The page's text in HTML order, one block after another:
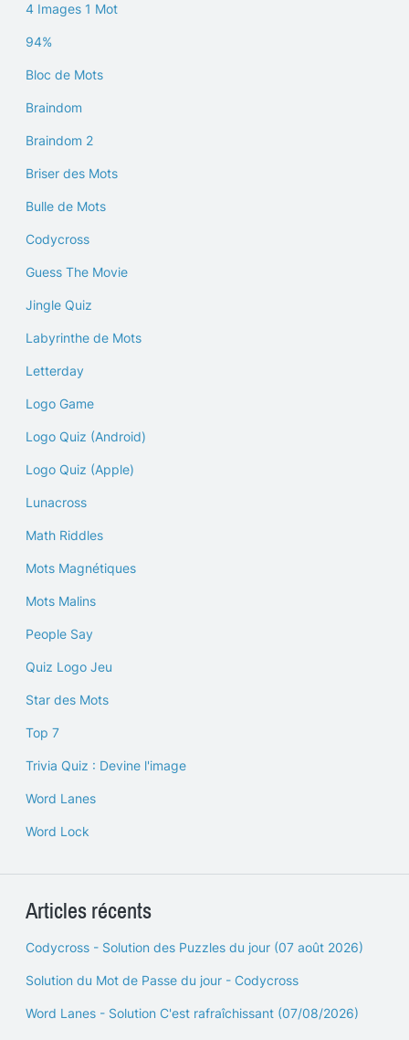
4 Images 1 Mot
94%
Bloc de Mots
Braindom
Braindom 2
Briser des Mots
Bulle de Mots
Codycross
Guess The Movie
Jingle Quiz
Labyrinthe de Mots
Letterday
Logo Game
Logo Quiz (Android)
Logo Quiz (Apple)
Lunacross
Math Riddles
Mots Magnétiques
Mots Malins
People Say
Quiz Logo Jeu
Star des Mots
Top 7
Trivia Quiz : Devine l'image
Word Lanes
Word Lock
Articles récents
Codycross - Solution des Puzzles du jour (07 août 2026)
Solution du Mot de Passe du jour - Codycross
Word Lanes - Solution C'est rafraîchissant (07/08/2026)